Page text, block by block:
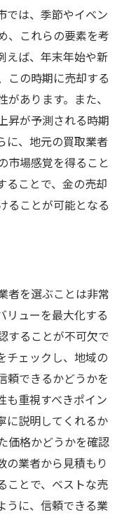
では、季節やイベン
、これらの要素を考
えば、年末年始や新
この時期に売却する
あります。また、
昇が予測される時期
に、地元の買取業者
市場感覚を得ること
ることで、金の売却
ることが可能となる
者を選ぶことは非常
リューを最大化する
することが不可欠で
チェックし、地域の
頼できるかどうかを
も重視すべきポイン
に説明してくれるか
価格かどうかを確認
の業者から見積もり
ことで、ベストな売
うに、信頼できる業